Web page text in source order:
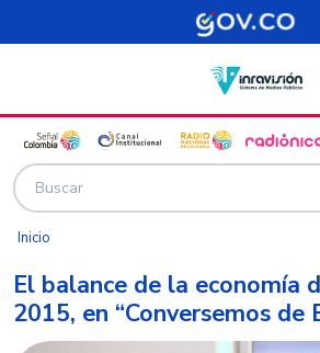
Pasar al contenido principal
Inicio
El balance de la economía
2015, en “Conversemos de